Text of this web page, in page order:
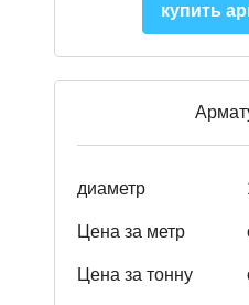
купить
диаметр
Цена за метр
Цена за тонну